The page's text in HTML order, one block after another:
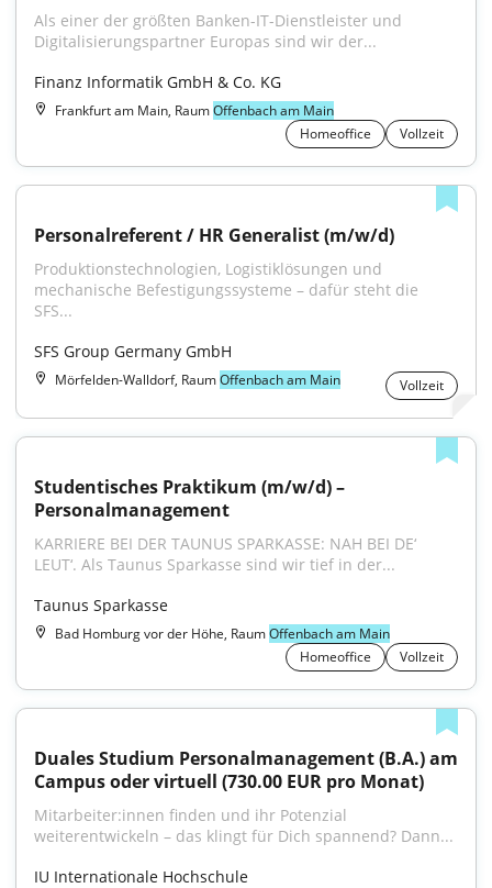
Als einer der größten Banken-IT-Dienstleister und
Digitalisierungspartner Europas sind wir der...
Finanz Informatik GmbH & Co. KG
Frankfurt am Main, RaumOffenbach am Main
Homeoffice
Vollzeit
Personalreferent / HR Generalist (m/w/d)
Produktionstechnologien, Logistiklösungen und
mechanische Befestigungssysteme – dafür steht die
SFS...
SFS Group Germany GmbH
Mörfelden-Walldorf, RaumOffenbach am Main Vollzeit
Studentisches Praktikum (m/w/d) –
Personalmanagement
KARRIERE BEI DER TAUNUS SPARKASSE: NAH BEI DE‘
LEUT‘. Als Taunus Sparkasse sind wir tief in der...
Taunus Sparkasse
Bad Homburg vor der Höhe, RaumOffenbach am Main
Homeoffice
Vollzeit
Duales Studium Personalmanagement (B.A.) am
Campus oder virtuell (730.00 EUR pro Monat)
Mitarbeiter:innen finden und ihr Potenzial
weiterentwickeln – das klingt für Dich spannend? Dann...
IU Internationale Hochschule